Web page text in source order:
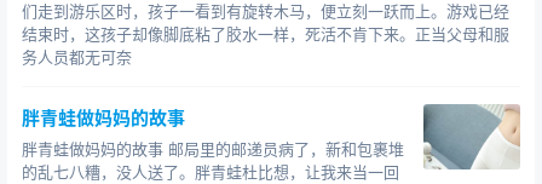
们走到游乐区时，孩子一看到有旋转木马，便立刻一跃而上。游戏已经
结束时，这孩子却像脚底粘了胶水一样，死活不肯下来。正当父母和服
务人员都无可奈
胖青蛙做妈妈的故事
胖青蛙做妈妈的故事 邮局里的邮递员病了，新和包裹堆
的乱七八糟，没人送了。胖青蛙杜比想，让我来当一回